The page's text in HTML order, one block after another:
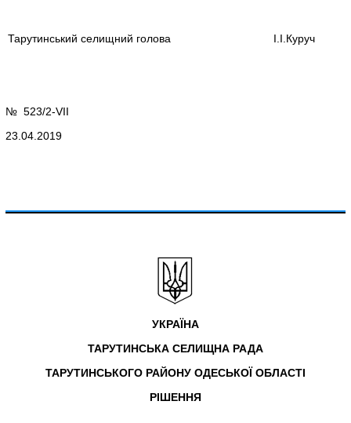
Тарутинський селищний голова І.І.Куруч
№ 523/2-VІІ
23.04.2019
УКРАЇНА
ТАРУТИНСЬКА СЕЛИЩНА РАДА
ТАРУТИНСЬКОГО РАЙОНУ ОДЕСЬКОЇ ОБЛАСТІ
РІШЕННЯ